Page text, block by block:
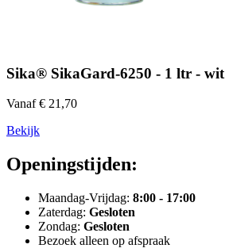
Sika® SikaGard-6250 - 1 ltr - wit
Vanaf € 21,70
Bekijk
Openingstijden:
Maandag-Vrijdag: 8:00 - 17:00
Zaterdag: Gesloten
Zondag: Gesloten
Bezoek alleen op afspraak